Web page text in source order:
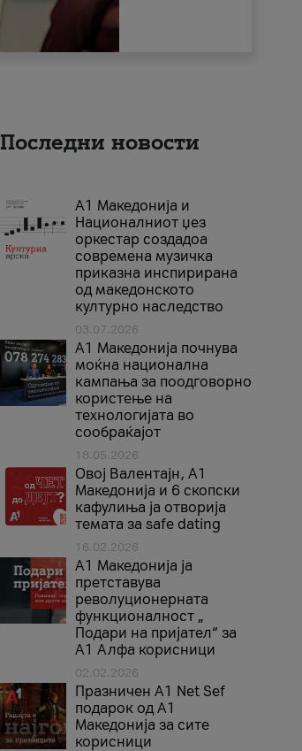
Последни новости
А1 Македонија и
Националниот џез
оркестар создадоа
современа музичка
приказна инспирирана
од македонското
културно наследство
03.07.2026
A1 Македонија почнува
моќна национална
кампања за поодговорно
користење на
технологијата во
сообраќајот
18.05.2026
Овој Валентајн, A1
Македонија и 6 скопски
кафулиња ја отворија
темата за safe dating
16.02.2026
А1 Македонија ја
претставува
револуционерната
функционалност „
Подари на пријател“ за
А1 Алфа корисници
02.02.2026
Празничен A1 Net Sеf
подарок од А1
Македонија за сите
корисници